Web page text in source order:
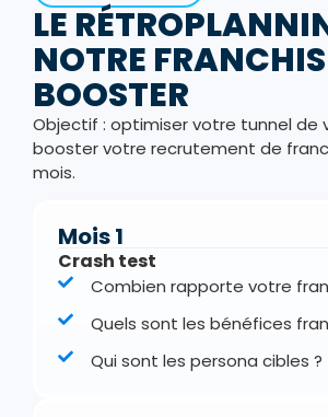
LE
NOTRE
BOOSTER
Objectif : optimiser votre tunnel de
booster votre recrutement de
mois.
Mois 1
Crash test
Combien rapporte votre
Quels sont les bénéfices
Qui sont les persona cibles ?